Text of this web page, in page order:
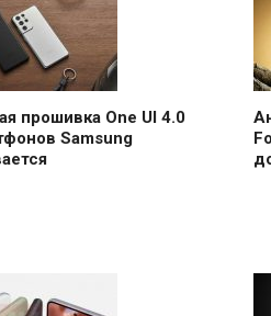
прошивка One UI 4.0
Samsung